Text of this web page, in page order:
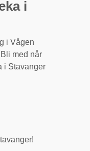
i
i Vågen
med når
i Stavanger